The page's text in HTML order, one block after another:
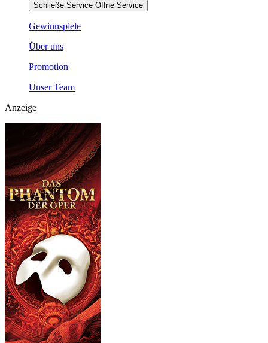
Schließe Service Öffne Service
Gewinnspiele
Über uns
Promotion
Unser Team
Anzeige